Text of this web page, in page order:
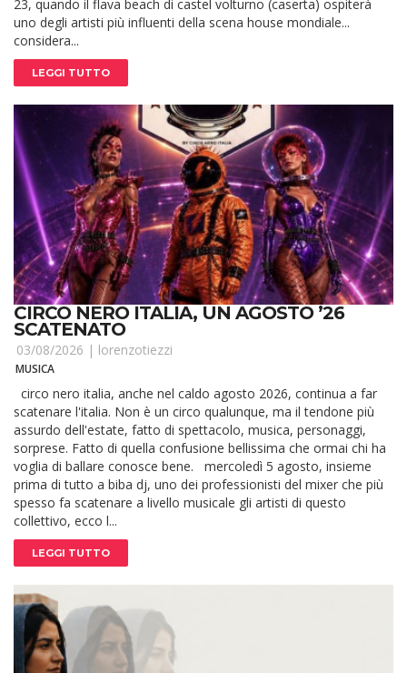
23, quando il flava beach di castel volturno (caserta) ospiterà
uno degli artisti più influenti della scena house mondiale...
considera...
LEGGI TUTTO
CIRCO NERO ITALIA, UN AGOSTO ’26
SCATENATO
03/08/2026 | lorenzotiezzi
MUSICA
circo nero italia, anche nel caldo agosto 2026, continua a far
scatenare l'italia. Non è un circo qualunque, ma il tendone più
assurdo dell'estate, fatto di spettacolo, musica, personaggi,
sorprese. Fatto di quella confusione bellissima che ormai chi ha
voglia di ballare conosce bene. mercoledì 5 agosto, insieme
prima di tutto a biba dj, uno dei professionisti del mixer che più
spesso fa scatenare a livello musicale gli artisti di questo
collettivo, ecco l...
LEGGI TUTTO